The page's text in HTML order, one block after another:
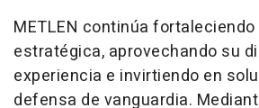
METLEN continúa
estratégica, aprovechando su
experiencia e invirtiendo en
defensa de vanguardia.